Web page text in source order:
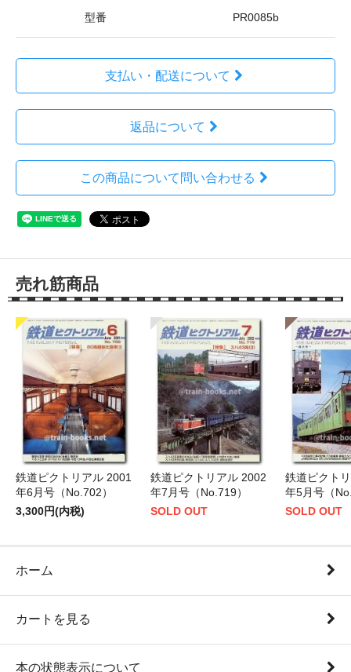
型番 PR0085b
支払い・配送について
返品について
この商品について問い合わせる
売れ筋商品
鉄道ピクトリアル 2001
年6月号（No.702）
3,300円(内税)
鉄道ピクトリアル 2002
年7月号（No.719）
SOLD OUT
鉄道ピクト
年5月号（
SOLD OUT
ホーム
カートを見る
本の状態表示について